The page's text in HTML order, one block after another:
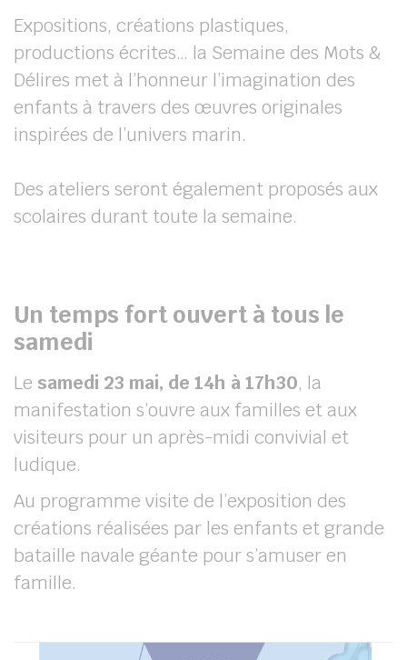
Expositions, créations plastiques,
productions écrites… la Semaine des Mots &
Délires met à l’honneur l’imagination des
enfants à travers des œuvres originales
inspirées de l’univers marin.
Des ateliers seront également proposés aux
scolaires durant toute la semaine.
Un temps fort ouvert à tous le
samedi
Le samedi 23 mai, de 14h à 17h30, la
manifestation s’ouvre aux familles et aux
visiteurs pour un après-midi convivial et
ludique.
Au programme visite de l’exposition des
créations réalisées par les enfants et grande
bataille navale géante pour s’amuser en
famille.